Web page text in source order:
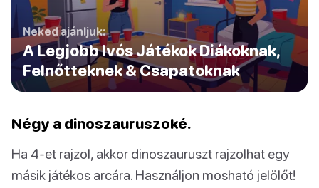
Neked ajánljuk:
A Legjobb Ivós Játékok Diákoknak,
Felnőtteknek & Csapatoknak
Négy a dinoszauruszoké.
Ha 4-et rajzol, akkor dinoszauruszt rajzolhat egy
másik játékos arcára. Használjon mosható jelölőt!